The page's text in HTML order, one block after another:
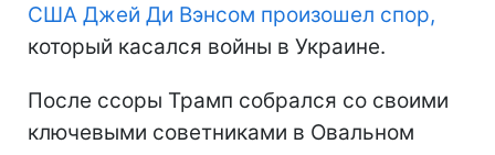
США Джей Ди Вэнсом произошел спор,
который касался войны в Украине.
После ссоры Трамп собрался со своими
ключевыми советниками в Овальном